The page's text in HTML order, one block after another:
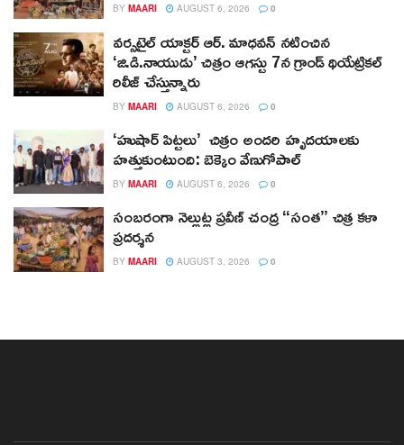
BY MAARI AUGUST 6, 2026 0
వర్సటైల్ యాక్టర్ ఆర్‌. మాధవన్‌ నటించిన
‘జి.డి.నాయుడు’ చిత్రం ఆగస్టు 7న గ్రాండ్ థియేట్రికల్
రిలీజ్ చేస్తున్నారు
BY MAARI AUGUST 6, 2026 0
‘హుషార్‌ పిట్టలు’ చిత్రం అందరి హృదయాలకు
హత్తుకుంటుంది: బెక్కెం వేణుగోపాల్‌
BY MAARI AUGUST 6, 2026 0
సంబరంగా నెల్లుట్ల ప్రవీణ్ చంద్ర “సంత” చిత్ర కళా
ప్రదర్శన
BY MAARI AUGUST 3, 2026 0